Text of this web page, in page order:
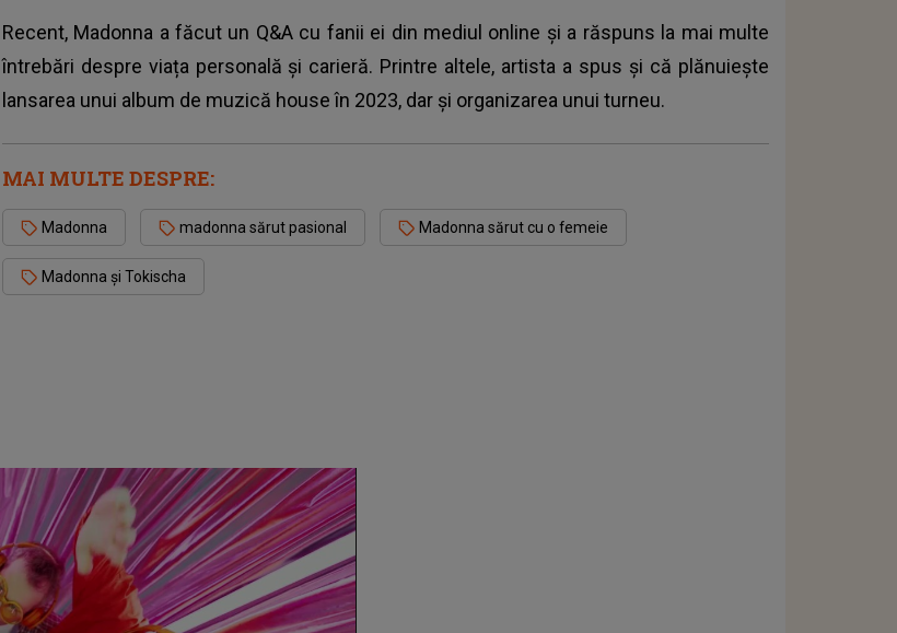
Recent, Madonna a făcut un Q&A cu fanii ei din mediul online și a răspuns la mai multe
întrebări despre viața personală și carieră. Printre altele, artista a spus și că plănuiește
lansarea unui album de muzică house în 2023, dar și organizarea unui turneu.
MAI MULTE DESPRE:
Madonna madonna sărut pasional Madonna sărut cu o femeie
Madonna și Tokischa